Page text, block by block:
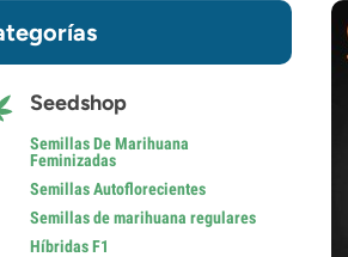
Seedshop
Semillas De Marihuana
Feminizadas
Semillas Autoflorecientes
Semillas de marihuana regulares
Híbridas F1